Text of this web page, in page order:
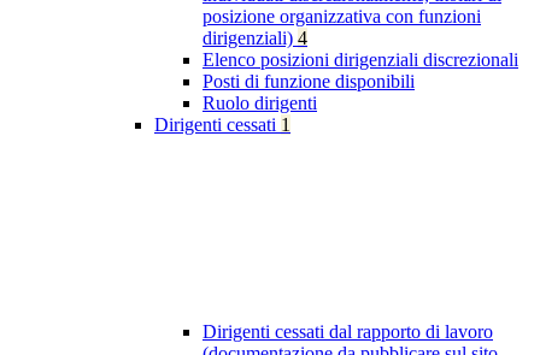
posizione organizzativa con funzioni
dirigenziali) 4
Elenco posizioni dirigenziali discrezionali
Posti di funzione disponibili
Ruolo dirigenti
Dirigenti cessati 1
Dirigenti cessati dal rapporto di lavoro